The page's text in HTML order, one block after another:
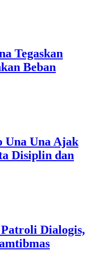
Tegaskan
Beban
Una Una Ajak
Disiplin dan
Dialogis,